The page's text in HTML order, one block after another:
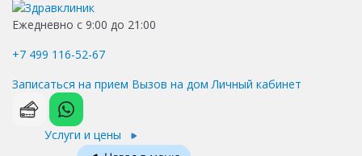
Ежедневно с 9:00 до 21:00
+7 499 116-52-67
Записаться на прием Вызов на дом Личный кабинет
Услуги и цены